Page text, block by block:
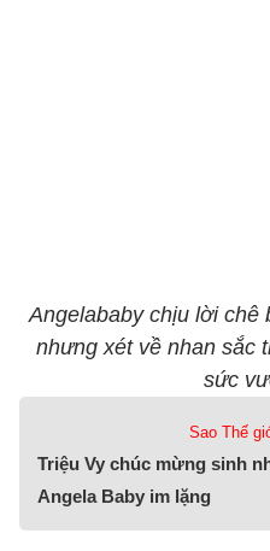
Angelababy chịu lời chê
nhưng xét về nhan sắc
sức
Sao Thế
Triệu Vy chúc mừng sinh
Angela Baby im lặng